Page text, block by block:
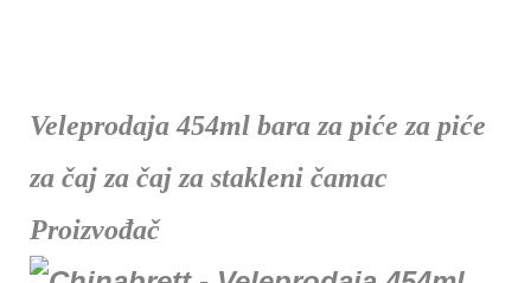
Veleprodaja 454ml bara za piće za piće
za čaj za čaj za stakleni čamac
Proizvođač